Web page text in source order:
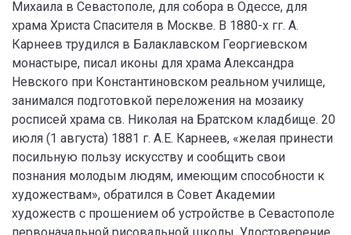
Михаила в Севастополе, для собора в Одессе, для
храма Христа Спасителя в Москве. В 1880-х гг. А.
Карнеев трудился в Балаклавском Георгиевском
монастыре, писал иконы для храма Александра
Невского при Константиновском реальном училище,
занимался подготовкой переложения на мозаику
росписей храма св. Николая на Братском кладбище. 20
июля (1 августа) 1881 г. А.Е. Карнеев, «желая принести
посильную пользу искусству и сообщить свои
познания молодым людям, имеющим способности к
художествам», обратился в Совет Академии
художеств с прошением об устройстве в Севастополе